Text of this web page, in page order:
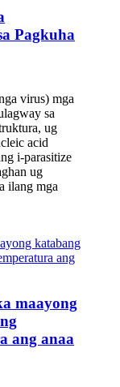
Pagkuha
virus) mga
sa
ug
acid
i-parasitize
ug
ilang mga
maayong
ang anaa